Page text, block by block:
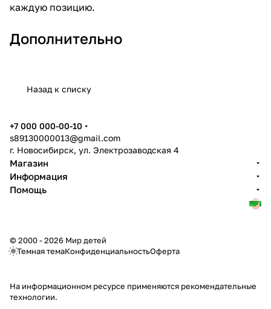
каждую позицию.
Дополнительно
Назад к списку
+7 000 000-00-10
s89130000013@gmail.com
г. Новосибирск, ул. Электрозаводская 4
Магазин
Информация
Помощь
© 2000 - 2026 Мир детей
Темная темаКонфиденциальностьОферта
На информационном ресурсе применяются рекомендательные
технологии.